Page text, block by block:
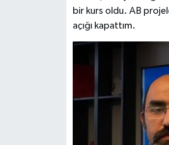
bir kurs oldu. AB
açığı kapattım.